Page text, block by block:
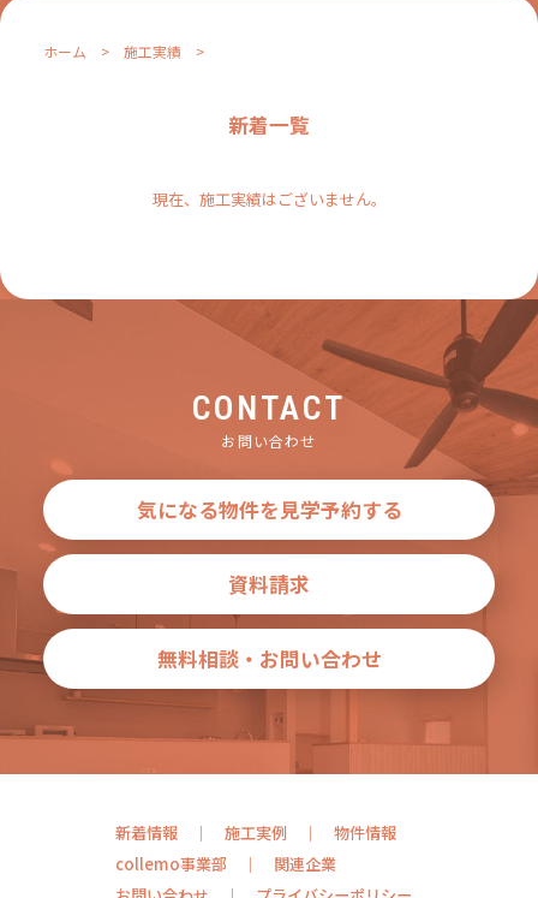
ホーム > 施工実績 >
新着一覧
現在、施工実績はございません。
CONTACT
お問い合わせ
気になる物件を見学予約する
資料請求
無料相談・お問い合わせ
新着情報 施工実例
物件情報
collemo事業部
関連企業